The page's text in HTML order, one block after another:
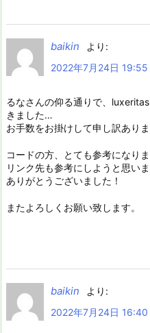
baikin
より:
2022年7月24日 19:55
るなさんの仰る通りで、
きました…
お手数をお掛けして申し訳ありま
コードの方、とても参考になりま
リンク先も参考にしようと思いま
ありがとうございました！
またよろしくお願い致します。
baikin
より:
2022年7月24日 16:40